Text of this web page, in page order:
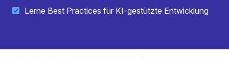
Lerne Best Practices für KI-gestützte Entwicklung